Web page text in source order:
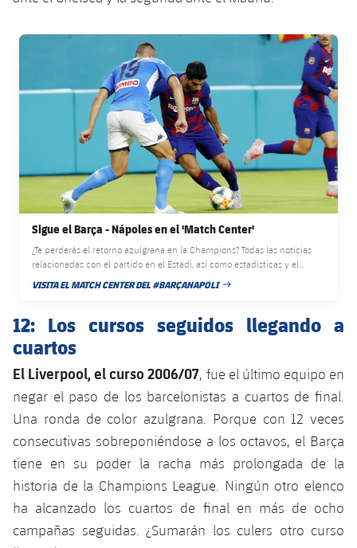
FC Barcelona club badge
Sigue el Barça - Nápoles en el 'Match Center'
¿Te perderás el retorno azulgrana en la Champions? Todas las noticias
relacionadas con el partido en el Estadi, así como estadísticas y el
VISITA EL MATCH CENTER DEL #BARÇANAPOLI
FECHA DE PUBLICACIÓN
12: Los cursos seguidos llegando a
cuartos
El Liverpool, el curso 2006/07, fue el último equipo en
negar el paso de los barcelonistas a cuartos de final.
Una ronda de color azulgrana. Porque con 12 veces
consecutivas sobreponiéndose a los octavos, el Barça
tiene en su poder la racha más prolongada de la
historia de la Champions League. Ningún otro elenco
ha alcanzado los cuartos de final en más de ocho
campañas seguidas. ¿Sumarán los culers otro curso